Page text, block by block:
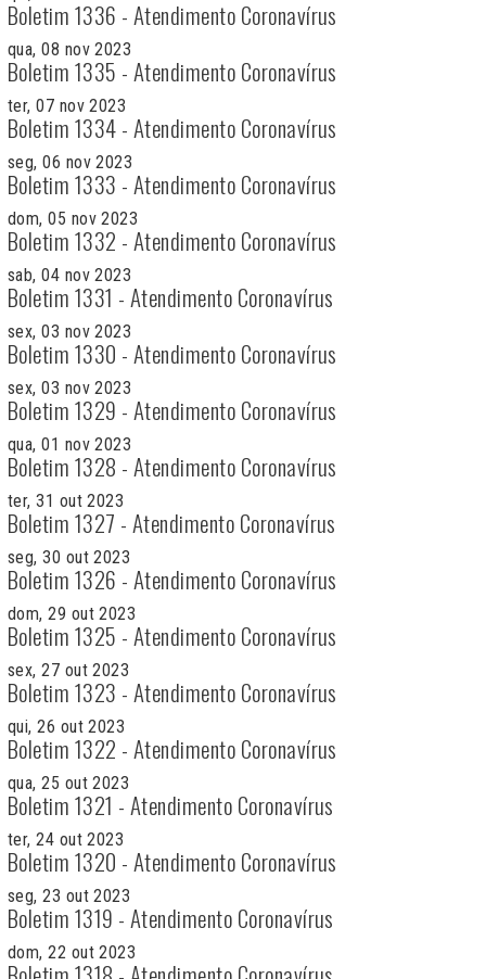
Boletim 1336 - Atendimento Coronavírus
qua, 08 nov 2023
Boletim 1335 - Atendimento Coronavírus
ter, 07 nov 2023
Boletim 1334 - Atendimento Coronavírus
seg, 06 nov 2023
Boletim 1333 - Atendimento Coronavírus
dom, 05 nov 2023
Boletim 1332 - Atendimento Coronavírus
sab, 04 nov 2023
Boletim 1331 - Atendimento Coronavírus
sex, 03 nov 2023
Boletim 1330 - Atendimento Coronavírus
sex, 03 nov 2023
Boletim 1329 - Atendimento Coronavírus
qua, 01 nov 2023
Boletim 1328 - Atendimento Coronavírus
ter, 31 out 2023
Boletim 1327 - Atendimento Coronavírus
seg, 30 out 2023
Boletim 1326 - Atendimento Coronavírus
dom, 29 out 2023
Boletim 1325 - Atendimento Coronavírus
sex, 27 out 2023
Boletim 1323 - Atendimento Coronavírus
qui, 26 out 2023
Boletim 1322 - Atendimento Coronavírus
qua, 25 out 2023
Boletim 1321 - Atendimento Coronavírus
ter, 24 out 2023
Boletim 1320 - Atendimento Coronavírus
seg, 23 out 2023
Boletim 1319 - Atendimento Coronavírus
dom, 22 out 2023